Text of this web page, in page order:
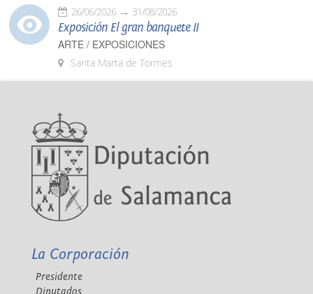
26/06/2026 31/08/2026
Exposición El gran banquete II
ARTE / EXPOSICIONES
Santa Marta de Tormes
La Corporación
Presidente
Diputados